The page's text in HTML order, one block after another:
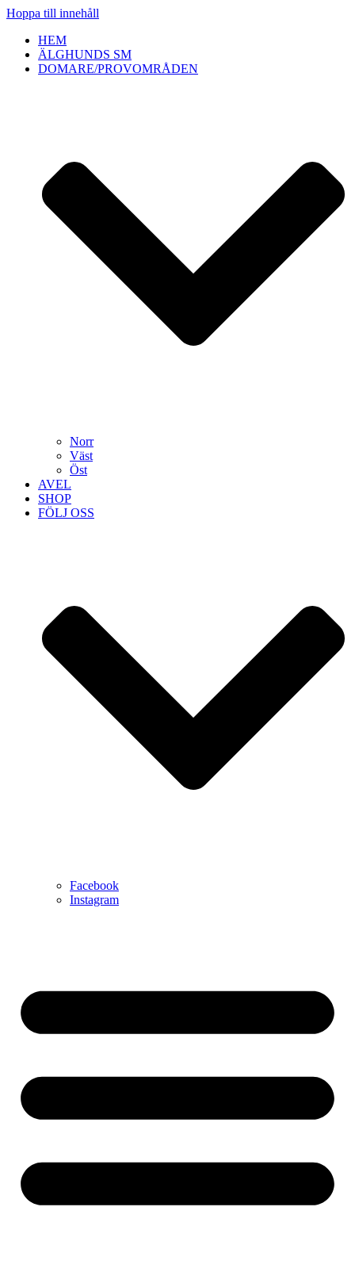
Hoppa till innehåll
HEM
ÄLGHUNDS SM
DOMARE/PROVOMRÅDEN
Norr
Väst
Öst
AVEL
SHOP
FÖLJ OSS
Facebook
Instagram